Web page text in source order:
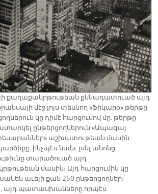
քաղաքակրթութեան քննադատուած այդ
մէջ լոյս տեսնող «Ֆիկարօ» թերթը
կը դիմէ հարցումով մը. թերթը
ընթերցողներուն «Ապագայ
աշխատութեան մասին
ինչպէս նաեւ լսել անոնց
տարածուած այդ
մասին։ Այդ հարցումին կը
աւելի քան 250 ընթերցողներ։
այդ պատասխանները որպէս